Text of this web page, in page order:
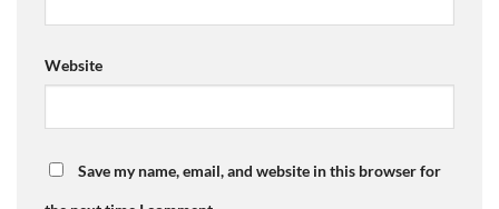
Website
Save my name, email, and website in this browser for